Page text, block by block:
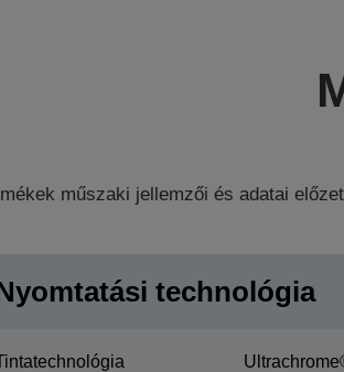
műszaki jellemzői és adatai
technológia